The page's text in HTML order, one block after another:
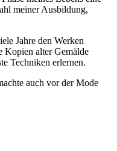
meiner Ausbildung,
Jahre den Werken
Kopien alter Gemälde
Techniken erlernen.
auch vor der Mode